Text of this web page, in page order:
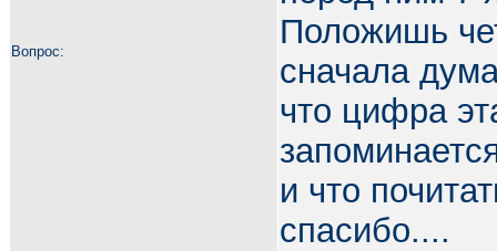
Вопрос:
Положишь
сначала
что цифра
и что
спасибо....